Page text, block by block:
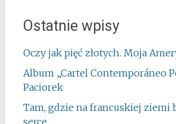
Ostatnie wpisy
Oczy jak pięć złotych. Moja
Album „Cartel Contemporáneo
Paciorek
Tam, gdzie na francuskiej ziemi